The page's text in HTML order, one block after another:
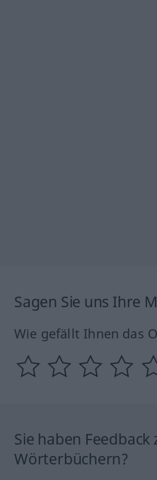
Sagen Sie uns Ihre
Wie gefällt Ihnen das
Sie haben
Wörterbüchern?